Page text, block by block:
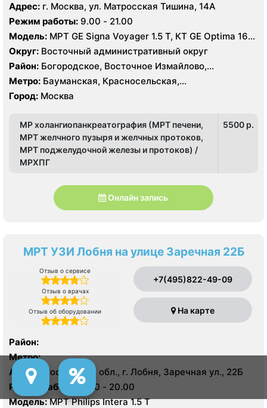
Преображенская площадь, Семеновская, Сокольники,
Электрозаводская, Лефортово
Адрес: г. Москва, ул. Матросская Тишина, 14А
Режим работы: 9.00 - 21.00
Модель: МРТ GE Signa Voyager 1.5 Т, КТ GE Optima 16
срезов, УЗИ GE Logiq E
Округ: Восточный административный округ
Район: Богородское, Восточное Измайлово,
Измайлово, Северное Измайлово, Соколиная Гора,
Сокольники
Метро: Бауманская, Красносельская,
Преображенская площадь, Семеновская, Сокольники,
Электрозаводская, Лефортово
Город: Москва
МР холангиопанкреатография (МРТ печени,
МРТ желчного пузыря и желчных протоков,
МРТ поджелудочной железы и протоков) /
МРХПГ
5500 p.
Онлайн запись
МРТ УЗИ Лобня на улице Заречная 22Б
Отзыв о сервисе
Отзыв о врачах
Отзыв об оборудовании
+7(495)822-49-09
На карте
Район:
Метро:
Адрес:
Московская обл., г. Лобня, Заречная ул., 22Б
Режим работы:
8.00 - 20.00
Модель:МРТ Philips Intera 1.5 T